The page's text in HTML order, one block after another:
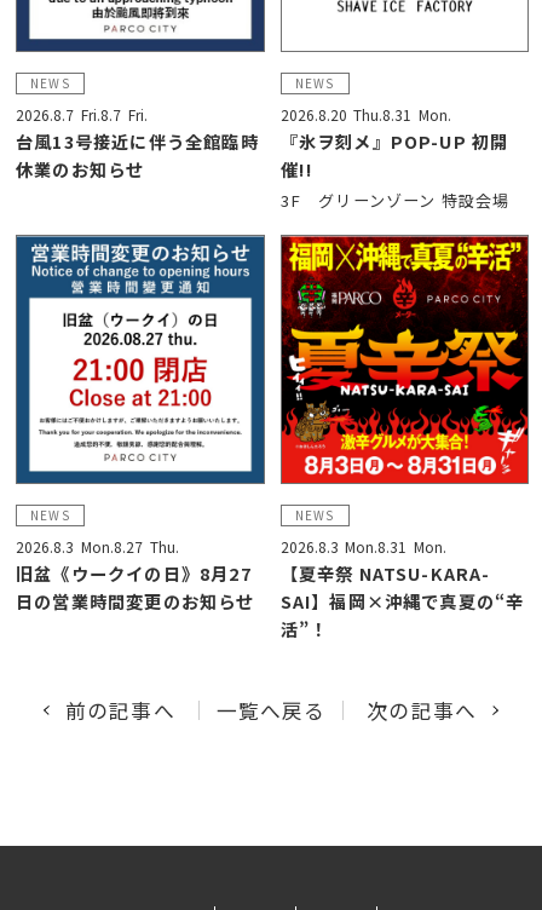
NEWS
2026.8.7 Fri.8.7 Fri.
台風13号接近に伴う全館臨時
休業のお知らせ
NEWS
2026.8.20 Thu.8.31 Mon.
『氷ヲ刻メ』POP-UP 初開
催!!
3F グリーンゾーン 特設会場
NEWS
2026.8.3 Mon.8.27 Thu.
旧盆《ウークイの日》8月27
日の営業時間変更のお知らせ
NEWS
2026.8.3 Mon.8.31 Mon.
【夏辛祭 NATSU-KARA-
SAI】福岡×沖縄で真夏の“辛
活”！
前の記事へ 一覧へ戻る 次の記事へ